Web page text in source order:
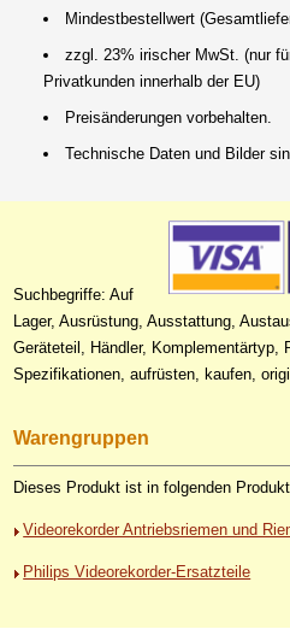
Mindestbestellwert
zzgl. 23% irischer MwSt. (nur
Privatkunden innerhalb der EU)
Preisänderungen vorbehalten.
Technische Daten und Bilder
Suchbegriffe: Auf
Lager, Ausrüstung, Ausstattung,
Geräteteil, Händler, Komplementärtyp,
Spezifikationen, aufrüsten, kaufen,
Warengruppen
Dieses Produkt ist in folgenden
Videorekorder Antriebsriemen und
Philips Videorekorder-Ersatzteile